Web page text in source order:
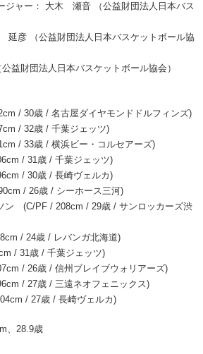
ジャー： 大木 瀬音 （公益財団法人日本バス
延彦 （公益財団法人日本バスケットボール協
益財団法人日本バスケットボール協会）
/ 30歳 / 名古屋ダイヤモンドドルフィンズ)
/ 32歳 / 千葉ジェッツ)
/ 33歳 / 横浜ビー・コルセアーズ)
/ 31歳 / 千葉ジェッツ)
/ 30歳 / 長崎ヴェルカ)
/ 26歳 / シーホース三河)
ン (C/PF / 208cm / 29歳 / サンロッカーズ渋
/ 24歳 / レバンガ北海道)
/ 31歳 / 千葉ジェッツ)
/ 26歳 / 信州ブレイブウォリアーズ)
/ 27歳 / 三遠ネオフェニックス)
/ 27歳 / 長崎ヴェルカ)
、28.9歳